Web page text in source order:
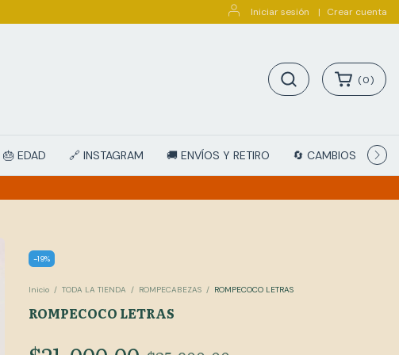
Iniciar sesión | Crear cuenta
(0)
🎂 EDAD 🔗 INSTAGRAM 🚚 ENVÍOS Y RETIRO 🔄 CAMBIOS Y
-19%
Inicio / TODA LA TIENDA / ROMPECABEZAS / ROMPECOCO LETRAS
ROMPECOCO LETRAS